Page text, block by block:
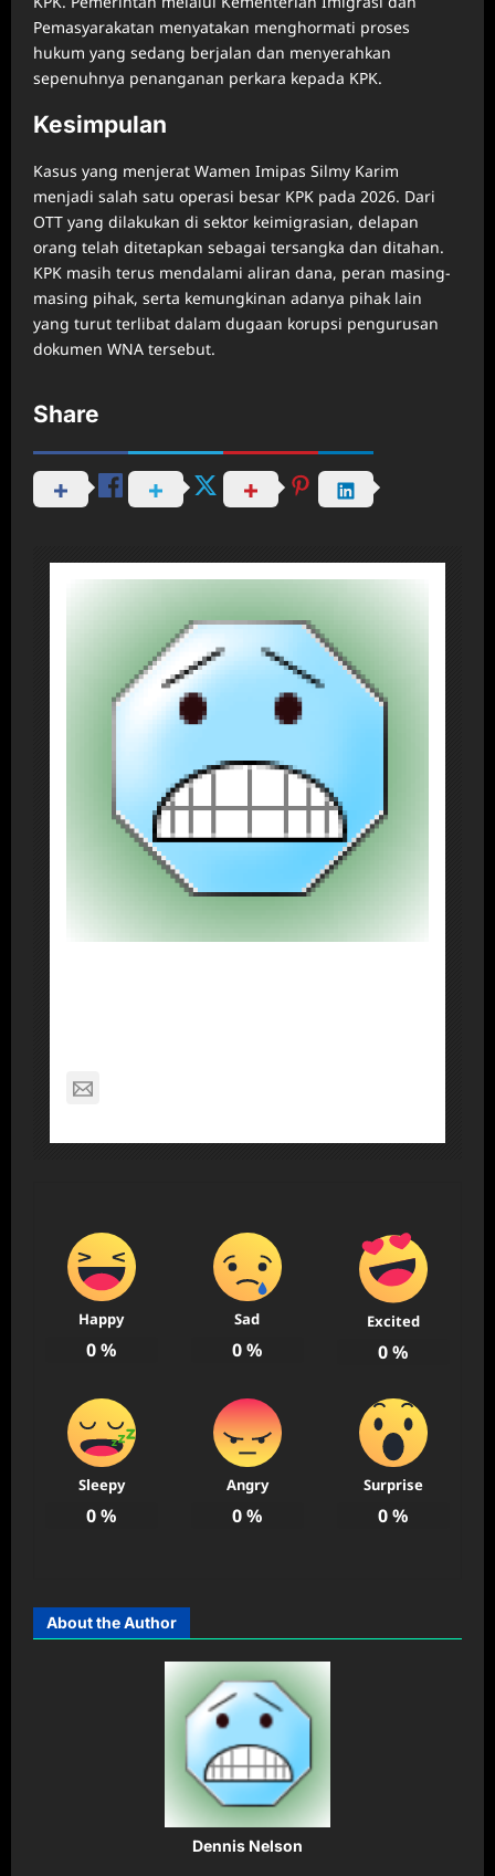
Pemasyarakatan menyatakan menghormati proses
hukum yang sedang berjalan dan menyerahkan
sepenuhnya penanganan perkara kepada KPK.
Kesimpulan
Kasus yang menjerat Wamen Imipas Silmy Karim
menjadi salah satu operasi besar KPK pada 2026. Dari
OTT yang dilakukan di sektor keimigrasian, delapan
orang telah ditetapkan sebagai tersangka dan ditahan.
KPK masih terus mendalami aliran dana, peran masing-
masing pihak, serta kemungkinan adanya pihak lain
yang turut terlibat dalam dugaan korupsi pengurusan
dokumen WNA tersebut.
Share
Happy
0%
Sad
0%
Excited
0%
Sleepy
0%
Angry
0%
Surprise
0%
About the Author
Dennis Nelson